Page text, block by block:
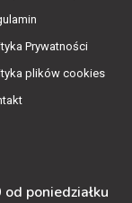
Prywatności
plików cookies
poniedziałku